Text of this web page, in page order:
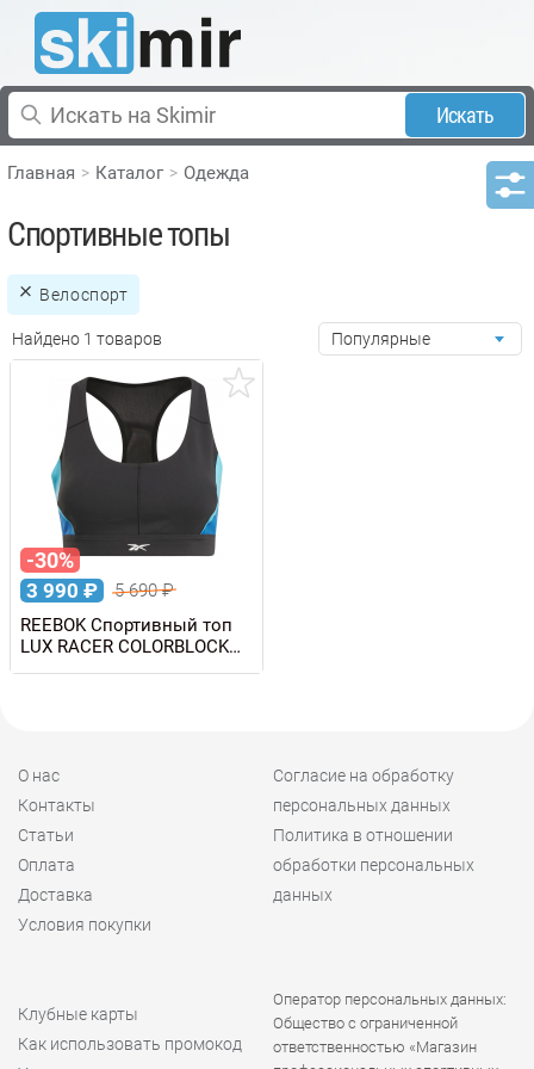
Искать
Главная Каталог Одежда
Спортивные топы
Велоспорт
Найдено 1 товаров Популярные
-30%
3 990 ₽ 5 690₽
REEBOK Спортивный топ
LUX RACER COLORBLOCK
BRA
О нас
Контакты
Статьи
Оплата
Доставка
Условия покупки
Согласие на обработку
персональных данных
Политика в отношении
обработки персональных
данных
Клубные карты
Как использовать промокод
Оператор персональных данных:
Общество с ограниченной
ответственностью «Магазин